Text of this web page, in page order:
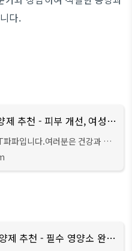
다.
여성 필수 영양제 추천 - 피부 개선, 여성질환 예방
파입니다.여러분은 건강과 피
양제를 섭취하고 계신가요? 특히
생리 주기와 호르몬 변화로 인해
40대 남자 영양제 추천 - 필수 영양소 완벽 가이드